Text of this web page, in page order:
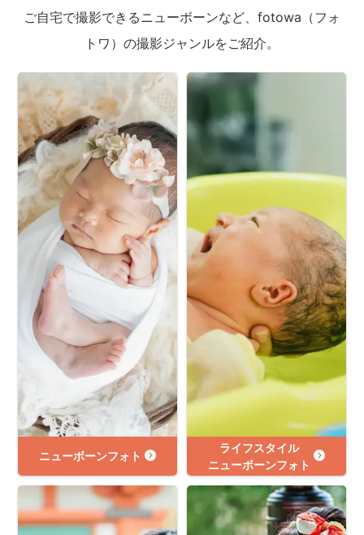
ご自宅で撮影できるニューボーンなど、fotowa（フォ
トワ）の撮影ジャンルをご紹介。
ニューボーンフォト
ライフスタイル
ニューボーンフォト